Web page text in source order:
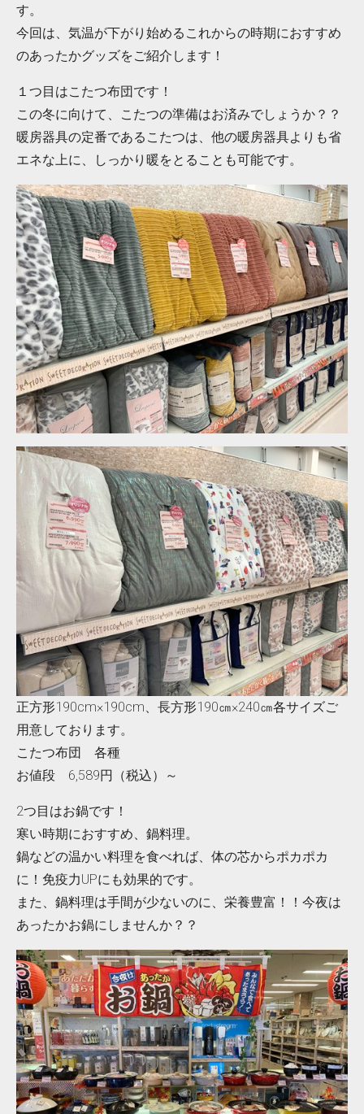
す。
今回は、気温が下がり始めるこれからの時期におすすめ
のあったかグッズをご紹介します！
１つ目はこたつ布団です！
この冬に向けて、こたつの準備はお済みでしょうか？？
暖房器具の定番であるこたつは、他の暖房器具よりも省
エネな上に、しっかり暖をとることも可能です。
正方形190cm×190cm、長方形190㎝×240㎝各サイズご
用意しております。
こたつ布団 各種
お値段 6,589円（税込）～
2つ目はお鍋です！
寒い時期におすすめ、鍋料理。
鍋などの温かい料理を食べれば、体の芯からポカポカ
に！免疫力UPにも効果的です。
また、鍋料理は手間が少ないのに、栄養豊富！！今夜は
あったかお鍋にしませんか？？